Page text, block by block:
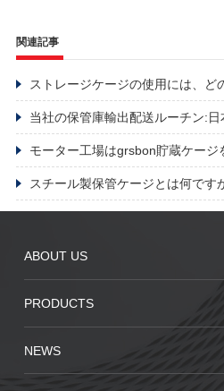
関連記事
当社の保管庫輸出配送ルーチン:日
モーター工場はgrsbon貯蔵ケージ
スチール製保管ケージとは何です
ABOUT US
PRODUCTS
NEWS